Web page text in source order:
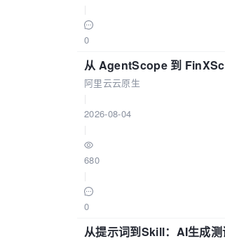
0
从 AgentScope 到
阿里云云原生
2026-08-04
680
0
从提示词到Skill：AI生成